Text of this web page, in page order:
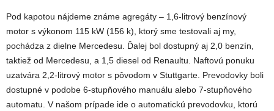
Pod kapotou nájdeme známe agregáty – 1,6-litrový benzínový
motor s výkonom 115 kW (156 k), ktorý sme testovali aj my,
pochádza z dielne Mercedesu. Ďalej bol dostupný aj 2,0 benzín,
taktiež od Mercedesu, a 1,5 diesel od Renaultu. Naftovú ponuku
uzatvára 2,2-litrový motor s pôvodom v Stuttgarte. Prevodovky boli
dostupné v podobe 6-stupňového manuálu alebo 7-stupňového
automatu. V našom prípade ide o automatickú prevodovku, ktorú